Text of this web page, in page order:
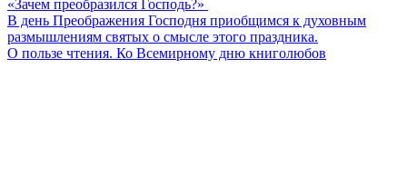
«Зачем преобразился Господь?»
В день Преображения Господня приобщимся к духовным
размышлениям святых о смысле этого праздника.
О пользе чтения. Ко Всемирному дню книголюбов